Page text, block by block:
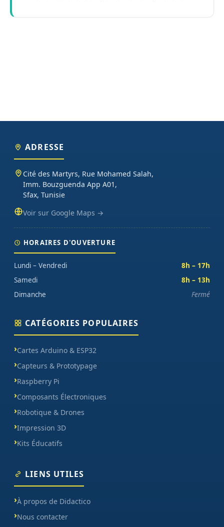
ADRESSE
Cité des Martyrs, Rue Mohamed Salah,
Imm. Bouzguenda App A01,
Sfax, Tunisie
Voir sur Google Maps →
HORAIRES D'OUVERTURE
Lundi – Vendredi
8h – 17h
Samedi
8h – 13h
Dimanche
Fermé
CATÉGORIES POPULAIRES
Cartes Arduino & ESP32
Capteurs & Prototypage
Raspberry Pi
Composants Électroniques
Robotique & Drones
Impression 3D
Kits Éducatifs
LIENS UTILES
À propos de Didactico
Nous contacter